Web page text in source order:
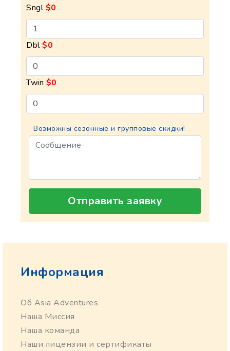
Sngl$0
Dbl$0
Twin $0
Возможны сезонные и групповые скидки!
Отправить заявку
Информация
Об Asia Adventures
Наша Миссия
Наша команда
Наши лицензии и сертификаты